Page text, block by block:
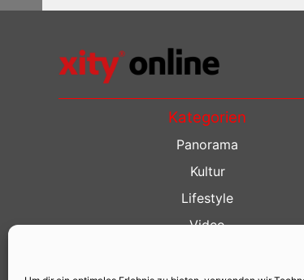
Kategorien
Panorama
Kultur
Lifestyle
Video